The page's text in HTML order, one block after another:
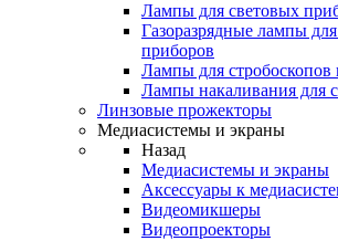
Лампы для световых
Газоразрядные лампы
приборов
Лампы для стробоскопов
Лампы накаливания для
Линзовые прожекторы
Медиасистемы и экраны
Назад
Медиасистемы и экраны
Аксессуары к
Видеомикшеры
Видеопроекторы